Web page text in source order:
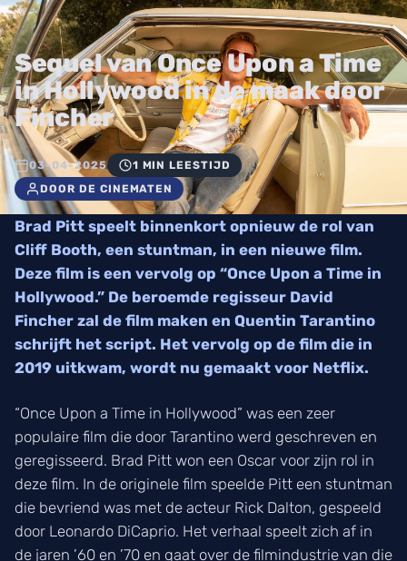
Sequel van Once Upon a Time
in Hollywood in de maak door
Fincher
03-04-2025
1 MIN LEESTIJD
DOOR DE CINEMATEN
Brad Pitt speelt binnenkort opnieuw de rol van
Cliff Booth, een stuntman, in een nieuwe film.
Deze film is een vervolg op “Once Upon a Time in
Hollywood.” De beroemde regisseur David
Fincher zal de film maken en Quentin Tarantino
schrijft het script. Het vervolg op de film die in
2019 uitkwam, wordt nu gemaakt voor Netflix.
“Once Upon a Time in Hollywood” was een zeer
populaire film die door Tarantino werd geschreven en
geregisseerd. Brad Pitt won een Oscar voor zijn rol in
deze film. In de originele film speelde Pitt een stuntman
die bevriend was met de acteur Rick Dalton, gespeeld
door Leonardo DiCaprio. Het verhaal speelt zich af in
de jaren ’60 en ’70 en gaat over de filmindustrie van die